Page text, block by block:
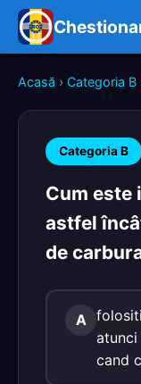
Acasă › Categoria B
Categoria B
Cum este
astfel
de
A
atunci
cand